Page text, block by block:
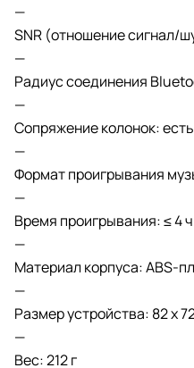
—
SNR (отношение сигнал/
—
Радиус соединения
—
Сопряжение колонок: есть
—
Формат проигрывания
—
Время проигрывания: ≤ 4 ч
—
Материал корпуса: ABS-
—
Размер устройства: 82 х
—
Вес: 212 г